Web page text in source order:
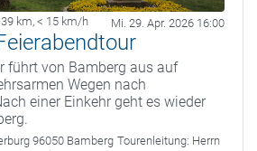
km, < 15 km/h Mi. 29. Apr. 2026 16:00
führt von Bamberg aus auf
Wegen nach
einer Einkehr geht es wieder
96050 Bamberg Tourenleitung: Herrn